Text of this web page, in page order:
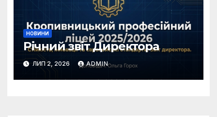
НОВИНИ
Річний звіт Директора
ЛИП 2, 2026 ADMIN